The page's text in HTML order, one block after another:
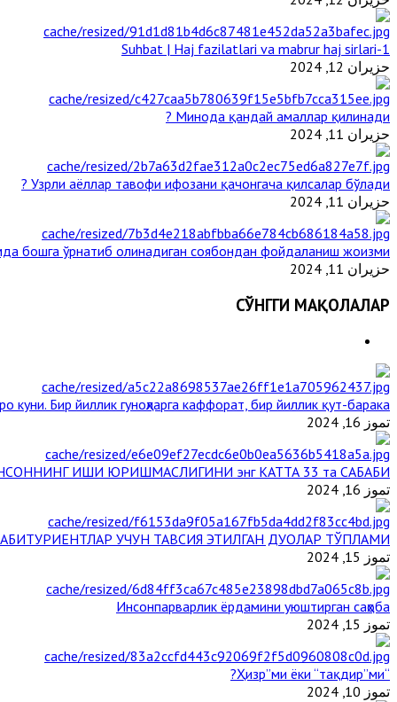
1-Suhbat | Haj fazilatlari va mabrur haj sirlari
حزيران 12, 2024
Минода қандай амаллар қилинади ?
حزيران 11, 2024
Узрли аёллар тавофи ифозани қачонгача қилсалар бўлади ?
حزيران 11, 2024
бошга ўрнатиб олинадиган соябондан фойдаланиш жоизми ?
حزيران 11, 2024
СЎНГГИ МАҚОЛАЛАР
куни. Бир йиллик гуноҳларга каффорат, бир йиллик қут-барака
تموز 16, 2024
ИШИ ЮРИШМАСЛИГИНИ энг КАТТА 33 та САБАБИ
تموز 16, 2024
АБИТУРИЕНТЛАР УЧУН ТАВСИЯ ЭТИЛГАН ДУОЛАР ТЎПЛАМИ
تموز 15, 2024
Инсонпарварлик ёрдамини уюштирган саҳоба
تموز 15, 2024
“Ҳизр”ми ёки “тақдир”ми?
تموز 10, 2024